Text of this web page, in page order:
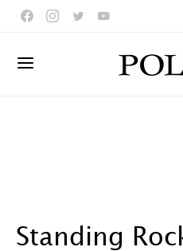
Standing